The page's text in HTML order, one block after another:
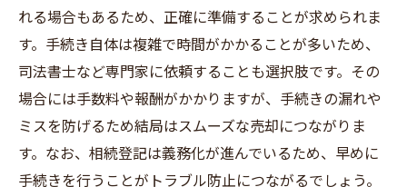
れる場合もあるため、正確に準備することが求められま
す。手続き自体は複雑で時間がかかることが多いため、
司法書士など専門家に依頼することも選択肢です。その
場合には手数料や報酬がかかりますが、手続きの漏れや
ミスを防げるため結局はスムーズな売却につながりま
す。なお、相続登記は義務化が進んでいるため、早めに
手続きを行うことがトラブル防止につながるでしょう。